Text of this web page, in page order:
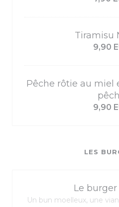
Tiramisu
9,90
Pêche rôtie au miel
9,90
LES
Le burger
Un bun moelleux, une